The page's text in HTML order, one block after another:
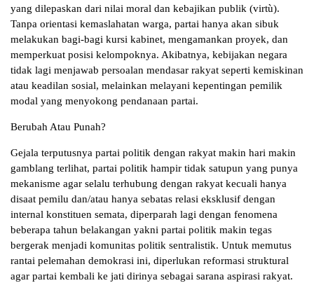
yang dilepaskan dari nilai moral dan kebajikan publik (virtù).
Tanpa orientasi kemaslahatan warga, partai hanya akan sibuk
melakukan bagi-bagi kursi kabinet, mengamankan proyek, dan
memperkuat posisi kelompoknya. Akibatnya, kebijakan negara
tidak lagi menjawab persoalan mendasar rakyat seperti kemiskinan
atau keadilan sosial, melainkan melayani kepentingan pemilik
modal yang menyokong pendanaan partai.
Berubah Atau Punah?
Gejala terputusnya partai politik dengan rakyat makin hari makin
gamblang terlihat, partai politik hampir tidak satupun yang punya
mekanisme agar selalu terhubung dengan rakyat kecuali hanya
disaat pemilu dan/atau hanya sebatas relasi eksklusif dengan
internal konstituen semata, diperparah lagi dengan fenomena
beberapa tahun belakangan yakni partai politik makin tegas
bergerak menjadi komunitas politik sentralistik. Untuk memutus
rantai pelemahan demokrasi ini, diperlukan reformasi struktural
agar partai kembali ke jati dirinya sebagai sarana aspirasi rakyat.